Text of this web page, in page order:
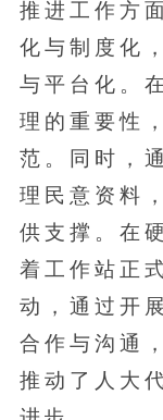
推进工作方
化与制度化
与平台化。
理的重要性
范。同时，
理民意资料
供支撑。在
着工作站正
动，通过开
合作与沟通
推动了人大